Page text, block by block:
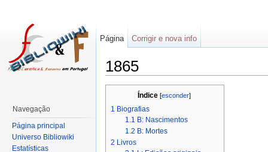
1865
Índice[esconder]
1 Biografias
1.1 B: Nascimentos
1.2 B: Mortes
2 Livros
Página Corrigir e nova info
Navegação
Página principal
Universo Bibliowiki
Estatísticas